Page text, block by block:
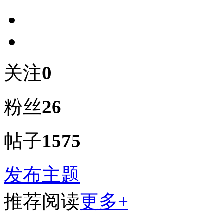
关注0
粉丝26
帖子1575
发布主题
推荐阅读更多+